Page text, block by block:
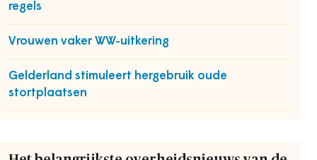
regels
Vrouwen vaker WW-uitkering
Gelderland stimuleert hergebruik oude
stortplaatsen